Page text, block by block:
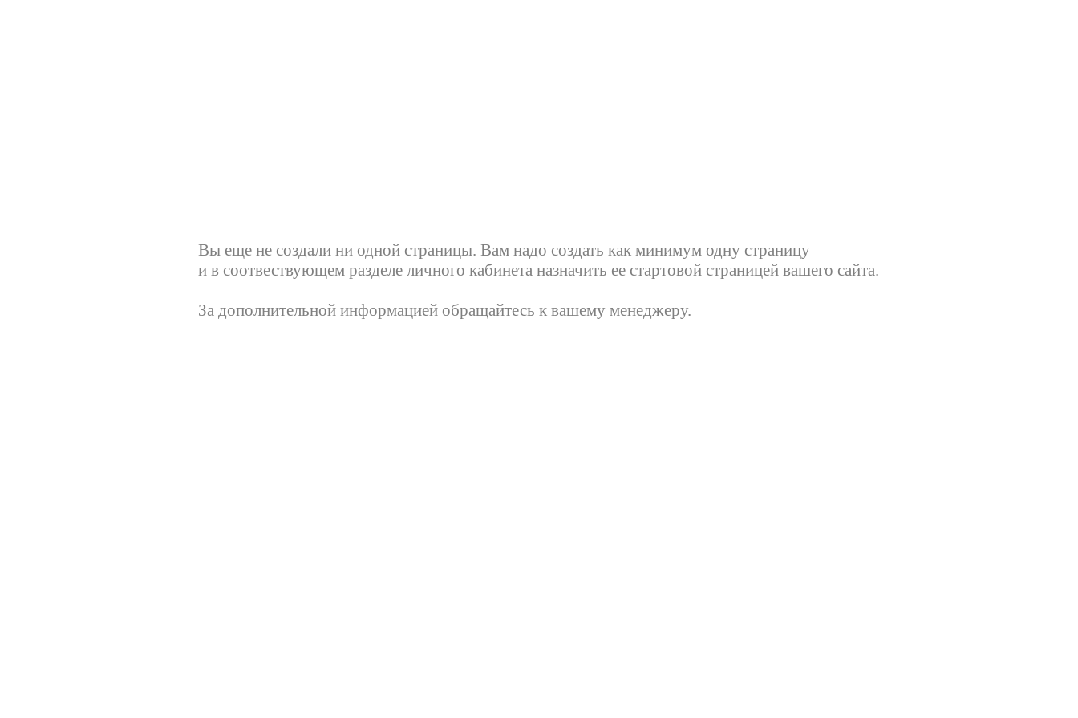
Вы еще не создали ни одной страницы. Вам надо создать как минимум одну страницу
и в соотвествующем разделе личного кабинета назначить ее стартовой страницей вашего сайта.
За дополнительной информацией обращайтесь к вашему менеджеру.